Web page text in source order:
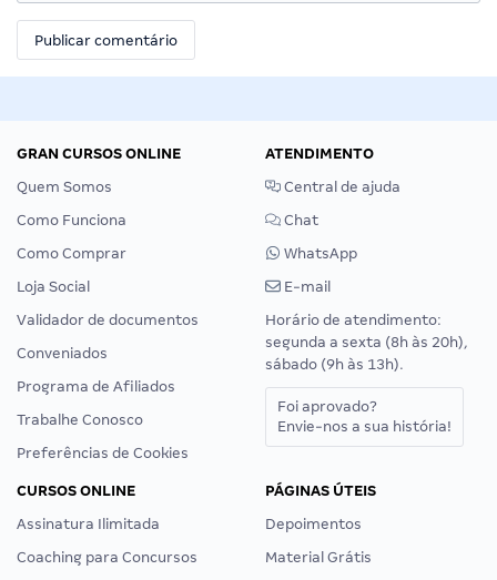
GRAN CURSOS ONLINE
Quem Somos
Como Funciona
Como Comprar
Loja Social
Validador de documentos
Conveniados
Programa de Afiliados
Trabalhe Conosco
Preferências de Cookies
ATENDIMENTO
Central de ajuda
Chat
WhatsApp
E-mail
Horário de atendimento:
segunda a sexta (8h às 20h),
sábado (9h às 13h).
Foi aprovado?
Envie-nos a sua história!
CURSOS ONLINE
Assinatura Ilimitada
Coaching para Concursos
PÁGINAS ÚTEIS
Depoimentos
Material Grátis